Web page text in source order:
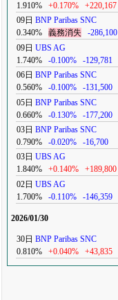
1.910%
+0.170% +220,167
09日 BNP Paribas SNC
0.340%
義務消失 -286,100
09日 UBS AG
1.740%
-0.100% -129,781
06日 BNP Paribas SNC
0.560%
-0.100% -131,500
05日 BNP Paribas SNC
0.660%
-0.130% -177,200
03日 BNP Paribas SNC
0.790%
-0.020% -16,700
03日 UBS AG
1.840%
+0.140% +189,800
02日 UBS AG
1.700%
-0.110% -146,359
2026/01/30
30日 BNP Paribas SNC
0.810%
+0.040% +43,835